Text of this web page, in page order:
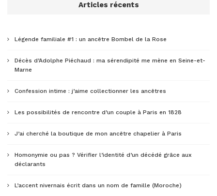
Articles récents
Légende familiale #1 : un ancêtre Bombel de la Rose
Décès d’Adolphe Piéchaud : ma sérendipité me mène en Seine-et-
Marne
Confession intime : j’aime collectionner les ancêtres
Les possibilités de rencontre d’un couple à Paris en 1828
J’ai cherché la boutique de mon ancêtre chapelier à Paris
Homonymie ou pas ? Vérifier l’identité d’un décédé grâce aux
déclarants
L’accent nivernais écrit dans un nom de famille (Moroche)